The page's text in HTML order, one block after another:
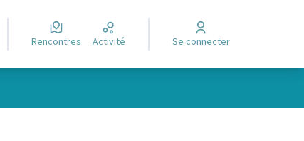
Rencontres Activité Se connecter